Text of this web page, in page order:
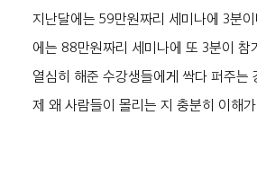
지난달에는 59만원짜리 세미나에 3분
에는 88만원짜리 세미나에 또 3분이 참
열심히 해준 수강생들에게 싹다 퍼주는
제 왜 사람들이 몰리는 지 충분히 이해